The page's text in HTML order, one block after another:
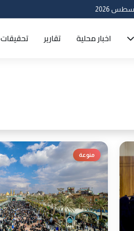
اخبار محلية تقارير تحقيقات
منوعة